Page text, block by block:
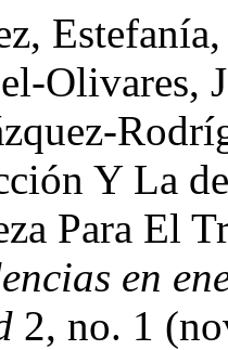
Olivares,
Y La
Para El
en
2, no. 1